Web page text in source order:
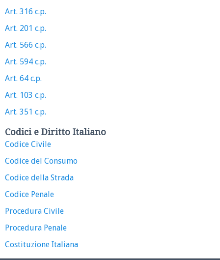
Art. 316 c.p.
Art. 201 c.p.
Art. 566 c.p.
Art. 594 c.p.
Art. 64 c.p.
Art. 103 c.p.
Art. 351 c.p.
Codici e Diritto Italiano
Codice Civile
Codice del Consumo
Codice della Strada
Codice Penale
Procedura Civile
Procedura Penale
Costituzione Italiana